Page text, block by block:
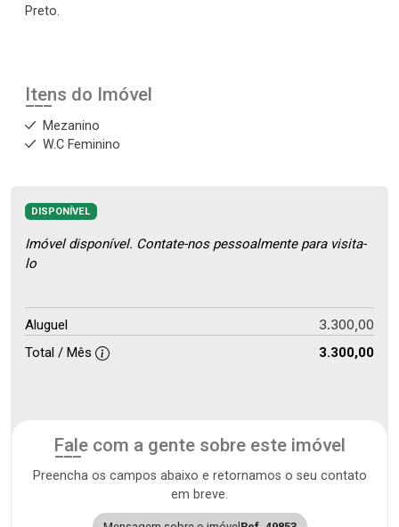
Preto.
Itens do Imóvel
Mezanino
W.C Feminino
DISPONÍVEL
Imóvel disponível. Contate-nos pessoalmente para visita-
lo
Aluguel 3.300,00
Total / Mês 3.300,00
Fale com a gente sobre este imóvel
Preencha os campos abaixo e retornamos o seu contato
em breve.